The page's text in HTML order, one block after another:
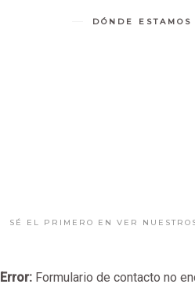
DÓNDE ESTAMOS
SÉ EL PRIMERO EN VER
Error: Formulario de contacto no